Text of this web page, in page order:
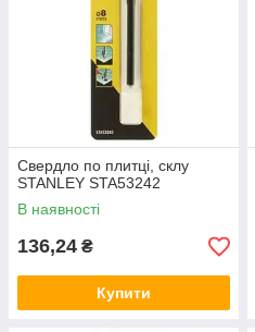
Свердло по плитці, склу
STANLEY STA53242
В наявності
136,24 ₴
Купити